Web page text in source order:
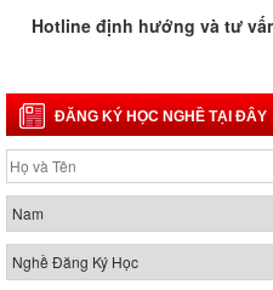
Hotline định hướng và tư
ĐĂNG KÝ HỌC NGHỀ TẠI ĐÂY